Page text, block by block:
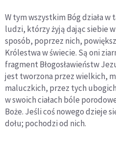
W tym wszystkim Bóg działa w
ludzi, którzy żyją dając siebie
sposób, poprzez nich,
Królestwa w świecie. Są oni
fragment Błogosławieństw
jest tworzona przez wielkich,
maluczkich, przez tych
w swoich ciałach bóle
Boże. Jeśli coś nowego dzieje
dołu; pochodzi od nich.